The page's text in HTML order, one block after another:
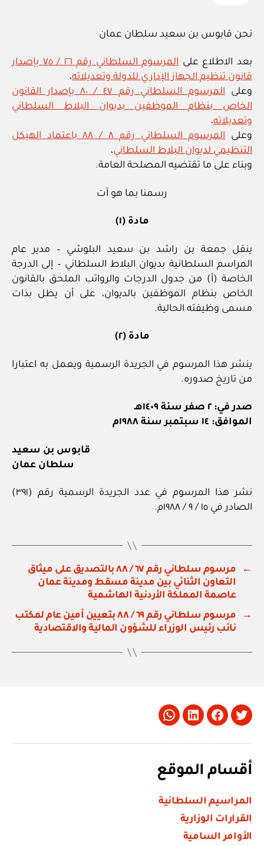
نحن قابوس بن سعيد سلطان عمان
بعد الاطلاع على
المرسوم السلطاني رقم ٢٦ / ٧٥ بإصدار
قانون تنظيم الجهاز الإداري للدولة وتعديلاته،
وعلى
المرسوم السلطاني رقم ٤٧ / ٨٠ بإصدار القانون
الخاص بنظام الموظفين بديوان البلاط السلطاني
وتعديلاته،
وعلى
المرسوم السلطاني رقم ٨ / ٨٨ باعتماد الهيكل
التنظيمي لديوان البلاط السلطاني،
وبناء على ما تقتضيه المصلحة العامة.
رسمنا بما هو آت
مادة (١)
ينقل جمعة بن راشد بن سعيد البلوشي – مدير عام
المراسم السلطانية بديوان البلاط السلطاني – إلى الدرجة
الخاصة (أ) من جدول الدرجات والرواتب الملحق بالقانون
الخاص بنظام الموظفين بالديوان، على أن يظل بذات
مسمى وظيفته الحالية.
مادة (٢)
ينشر هذا المرسوم في الجريدة الرسمية ويعمل به اعتبارا
من تاريخ صدوره.
صدر في: ٢ صفر سنة ١٤٠٩هـ
الموافق: ١٤ سبتمبر سنة ١٩٨٨م
قابوس بن سعيد
سلطان عمان
نشر هذا المرسوم في عدد الجريدة الرسمية رقم (٣٩١)
الصادر في ١٥ / ٩ / ١٩٨٨م.
←
مرسوم سلطاني رقم ٦٧ / ٨٨ بالتصديق على ميثاق
التعاون الثنائي بين مدينة مسقط ومدينة عمان
عاصمة المملكة الأردنية الهاشمية
→
مرسوم سلطاني رقم ٦٩ / ٨٨ بتعيين أمين عام لمكتب
نائب رئيس الوزراء للشؤون المالية والاقتصادية
Twitter
Facebook
LinkedIn
Whatsapp
أقسام الموقع
المراسيم السلطانية
القرارات الوزارية
الأوامر السامية